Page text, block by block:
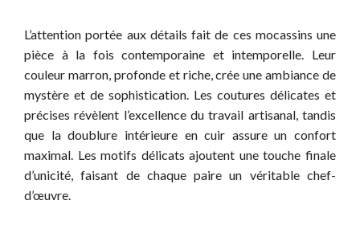
L’attention portée aux détails fait de ces mocassins une
pièce à la fois contemporaine et intemporelle. Leur
couleur marron, profonde et riche, crée une ambiance de
mystère et de sophistication. Les coutures délicates et
précises révèlent l’excellence du travail artisanal, tandis
que la doublure intérieure en cuir assure un confort
maximal. Les motifs délicats ajoutent une touche finale
d’unicité, faisant de chaque paire un véritable chef-
d’œuvre.